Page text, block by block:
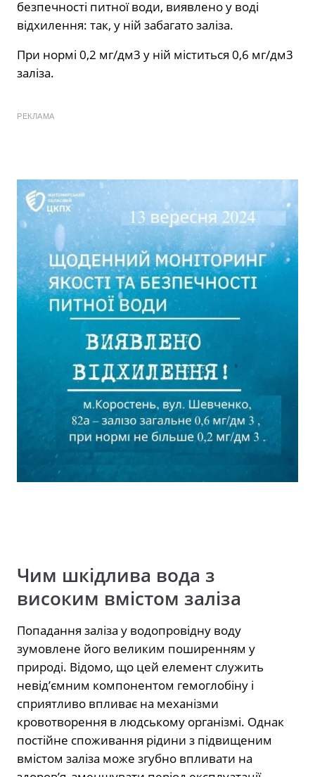
безпечності питної води, виявлено у воді
відхилення: так, у ній забагато заліза.
При нормі 0,2 мг/дм3 у ній міститься 0,6 мг/дм3
заліза.
РЕКЛАМА
Чим шкідлива вода з
високим вмістом заліза
Попадання заліза у водопровідну воду
зумовлене його великим поширенням у
природі. Відомо, що цей елемент служить
невід’ємним компонентом гемоглобіну і
сприятливо впливає на механізми
кровотворення в людському організмі. Однак
постійне споживання рідини з підвищеним
вмістом заліза може згубно впливати на